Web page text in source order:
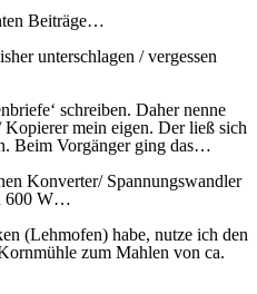
Beiträge…
unterschlagen / vergessen
schreiben. Daher nenne
mein eigen. Der ließ sich
Beim Vorgänger ging das…
Konverter/ Spannungswandler
600 W…
(Lehmofen) habe, nutze ich den
zum Mahlen von ca.